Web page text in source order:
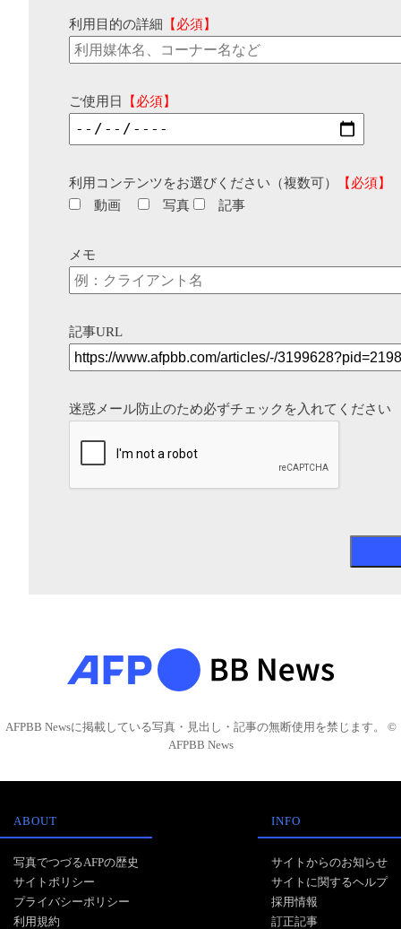
利用目的の詳細 【必須】
ご使用日 【必須】
利用コンテンツをお選びください（複数可）
【必須】
動画
写真 記事
メモ
記事URL
迷惑メール防止のため必ずチェックを入れてください
AFPBB Newsに掲載している写真・見出し・記事の無断使用を禁じます。 ©
AFPBB News
ABOUT
写真でつづるAFPの歴史
サイトポリシー
プライバシーポリシー
利用規約
INFO
サイトからのお知らせ
サイトに関するヘルプ
採用情報
訂正記事